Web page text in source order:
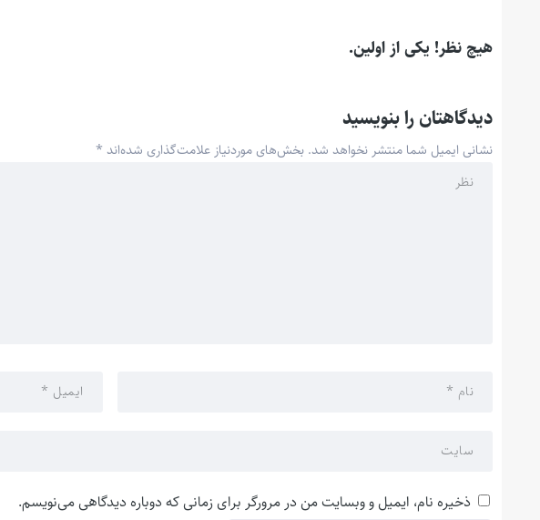
هیچ نظر! یکی از اولین.
دیدگاهتان را بنویسید
نشانی ایمیل شما منتشر نخواهد شد. بخش‌های موردنیاز علامت‌گذاری شده‌اند *
ذخیره نام، ایمیل و وبسایت من در مرورگر برای زمانی که دوباره دیدگاهی می‌نویسم.